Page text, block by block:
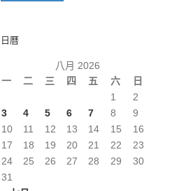
日曆
八月 2026
一
二 三 四 五 六 日
1
2
3
4 5 6 7 8
9
10
11 12 13 14 15
16
17
18 19 20 21 22
23
24
25 26 27 28 29
30
31